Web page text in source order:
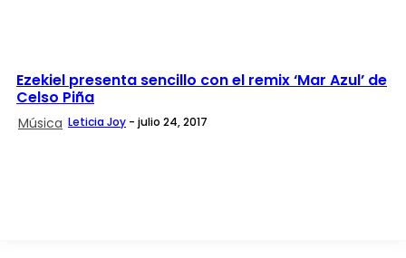
Ezekiel presenta sencillo con el remix ‘Mar Azul’ de
Celso Piña
Música Leticia Joy - julio 24, 2017